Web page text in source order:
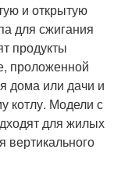
и открытую
для сжигания
продукты
проложенной
дома или дачи и
котлу. Модели с
для жилых
вертикального